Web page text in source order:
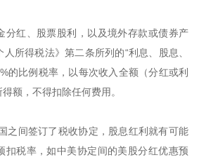
分红、股票股利，以及境外存款或债券产
所得税法》第二条所列的“利息、股息、
的比例税率，以每次收入全额（分红或利
额，不得扣除任何费用。
之间签订了税收协定，股息红利就有可能
扣税率，如中美协定间的美股分红优惠预